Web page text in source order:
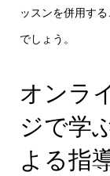
ッスンを併用す
でしょう。
オンラ
ジで学
よる指